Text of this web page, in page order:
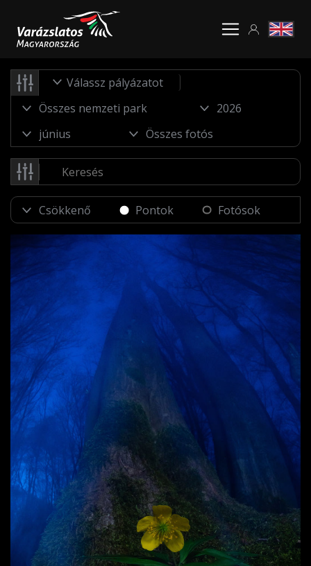
Válassz pályázatot
Pontok Fotósok